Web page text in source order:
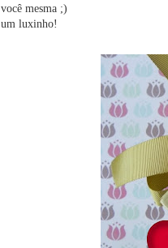
você mesma ;)
um luxinho!